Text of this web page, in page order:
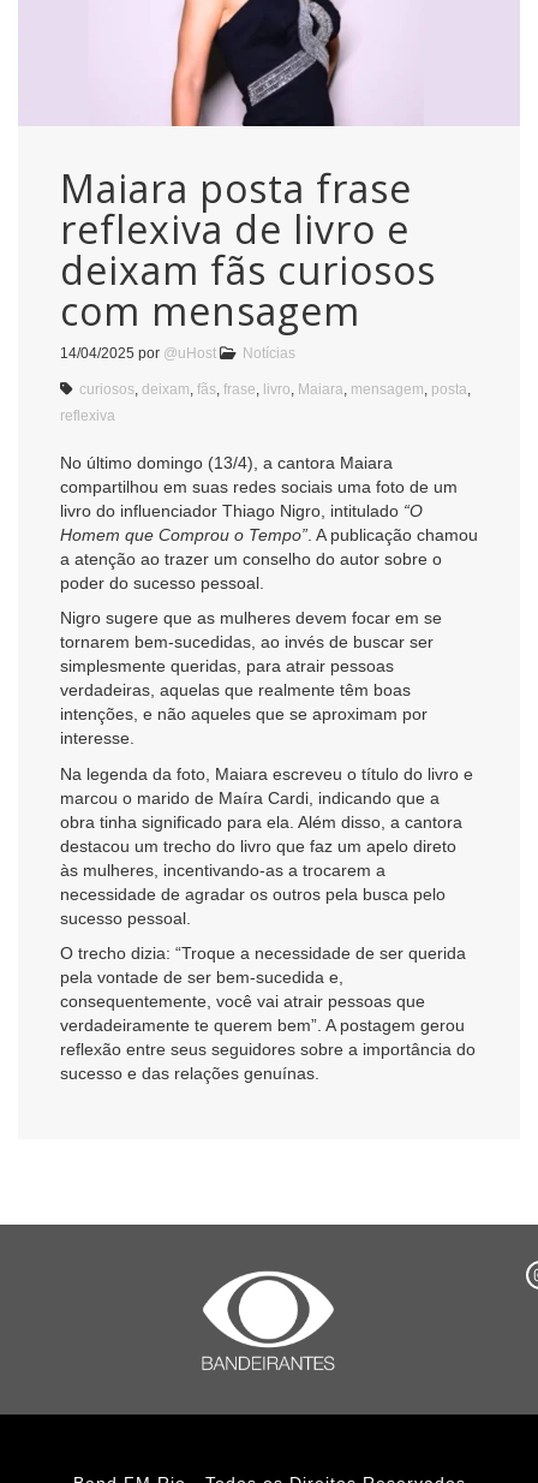
Maiara posta frase
reflexiva de livro e
deixam fãs curiosos
com mensagem
14/04/2025 por @uHost Notícias
curiosos deixam fãs frase livro Maiara mensagem posta
reflexiva
No último domingo (13/4), a cantora Maiara
compartilhou em suas redes sociais uma foto de um
livro do influenciador Thiago Nigro, intitulado “O
Homem que Comprou o Tempo” . A publicação chamou
a atenção ao trazer um conselho do autor sobre o
poder do sucesso pessoal.
Nigro sugere que as mulheres devem focar em se
tornarem bem-sucedidas, ao invés de buscar ser
simplesmente queridas, para atrair pessoas
verdadeiras, aquelas que realmente têm boas
intenções, e não aqueles que se aproximam por
interesse.
Na legenda da foto, Maiara escreveu o título do livro e
marcou o marido de Maíra Cardi, indicando que a
obra tinha significado para ela. Além disso, a cantora
destacou um trecho do livro que faz um apelo direto
às mulheres, incentivando-as a trocarem a
necessidade de agradar os outros pela busca pelo
sucesso pessoal.
O trecho dizia: “Troque a necessidade de ser querida
pela vontade de ser bem-sucedida e,
consequentemente, você vai atrair pessoas que
verdadeiramente te querem bem”. A postagem gerou
reflexão entre seus seguidores sobre a importância do
sucesso e das relações genuínas.